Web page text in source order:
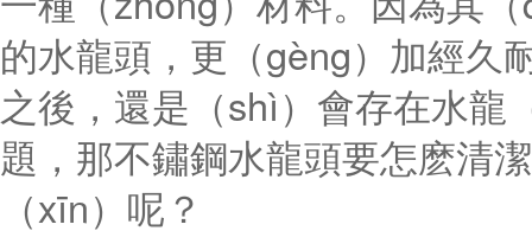
的水龍頭，更（gèng）加經久
之後，還是（shì）會存在水龍
題，那不鏽鋼水龍頭要怎麽清
（xīn）呢？